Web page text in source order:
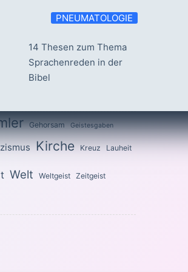
PNEUMATOLOGIE
14 Thesen zum Thema
Sprachenreden in der
Bibel
Gehorsam Geistesgaben
Kirche Kreuz Lauheit
Welt Weltgeist Zeitgeist